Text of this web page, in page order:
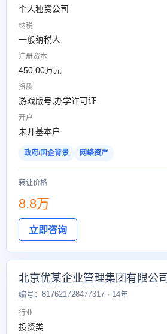
个人独资公司
纳税
一般纳税人
注册资本
450.00万元
资质
游戏版号,办学许可证
开户
未开基本户
政府/国企背景 网络资产
转让价格
8.8万
立即咨询
北京优某企业管理集团有限公司
编号：817621728477317 · 14年
行业
投资类